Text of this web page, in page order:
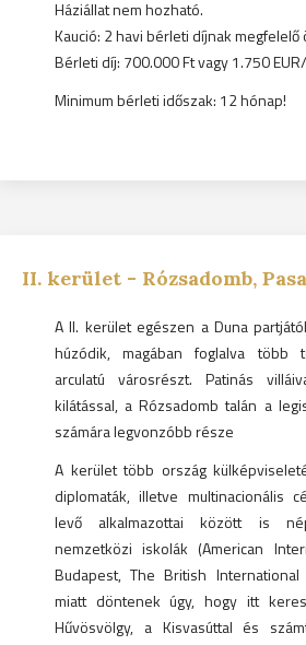
Háziállat nem hozható.
Kaució: 2 havi bérleti díjnak megfelelő
Bérleti díj: 700.000 Ft vagy 1.750
Minimum bérleti időszak: 12 hónap!
II. kerület - Rózsadomb,
A II. kerület egészen a Duna
húzódik, magában foglalva több
arculatú városrészt. Patinás
kilátással, a Rózsadomb talán a
számára legvonzóbb része
A kerület több ország
diplomaták, illetve multinacionális
levő alkalmazottai között is
nemzetközi iskolák (American
Budapest, The British
miatt döntenek úgy, hogy itt
Hűvösvölgy, a Kisvasúttal és